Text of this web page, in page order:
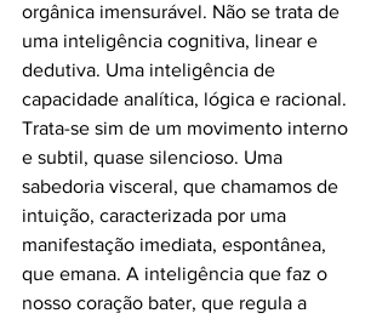
orgânica imensurável. Não se trata de
uma inteligência cognitiva, linear e
dedutiva. Uma inteligência de
capacidade analítica, lógica e racional.
Trata-se sim de um movimento interno
e subtil, quase silencioso. Uma
sabedoria visceral, que chamamos de
intuição, caracterizada por uma
manifestação imediata, espontânea,
que emana. A inteligência que faz o
nosso coração bater, que regula a